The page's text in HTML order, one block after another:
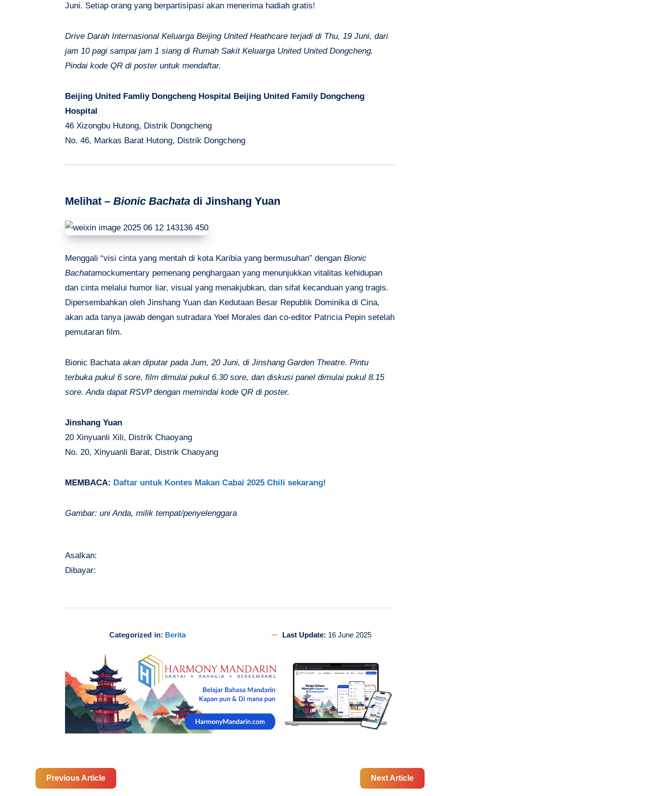
Juni. Setiap orang yang berpartisipasi akan menerima hadiah gratis!
Drive Darah Internasional Keluarga Beijing United Heathcare terjadi di Thu, 19 Juni, dari
jam 10 pagi sampai jam 1 siang di Rumah Sakit Keluarga United United Dongcheng.
Pindai kode QR di poster untuk mendaftar.
Beijing United Famliy Dongcheng Hospital Beijing United Family Dongcheng
Hospital
46 Xizongbu Hutong, Distrik Dongcheng
No. 46, Markas Barat Hutong, Distrik Dongcheng
Melihat – Bionic Bachata di Jinshang Yuan
Menggali “visi cinta yang mentah di kota Karibia yang bermusuhan” dengan Bionic
Bachatamockumentary pemenang penghargaan yang menunjukkan vitalitas kehidupan
dan cinta melalui humor liar, visual yang menakjubkan, dan sifat kecanduan yang tragis.
Dipersembahkan oleh Jinshang Yuan dan Kedutaan Besar Republik Dominika di Cina,
akan ada tanya jawab dengan sutradara Yoel Morales dan co-editor Patricia Pepin setelah
pemutaran film.
Bionic Bachata akan diputar pada Jum, 20 Juni, di Jinshang Garden Theatre. Pintu
terbuka pukul 6 sore, film dimulai pukul 6.30 sore, dan diskusi panel dimulai pukul 8.15
sore. Anda dapat RSVP dengan memindai kode QR di poster.
Jinshang Yuan
20 Xinyuanli Xili, Distrik Chaoyang
No. 20, Xinyuanli Barat, Distrik Chaoyang
MEMBACA: Daftar untuk Kontes Makan Cabai 2025 Chili sekarang!
Gambar: uni Anda, milik tempat/penyelenggara
Asalkan:
Dibayar:
Categorized in: Berita Last Update: 16 June 2025
Previous Article Next Article